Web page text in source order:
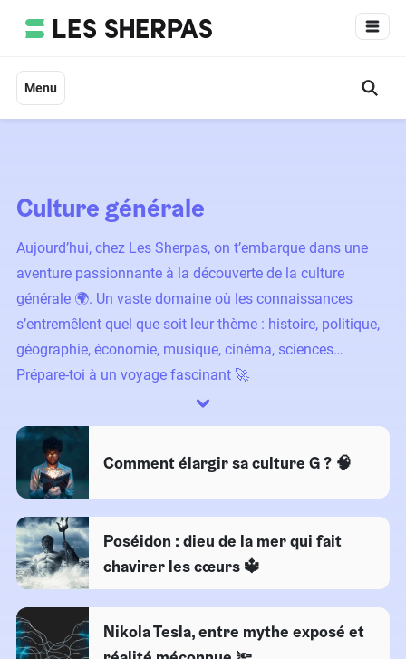
Menu
Culture générale
Aujourd’hui, chez Les Sherpas, on t’embarque dans une
aventure passionnante à la découverte de la culture
générale 🌍. Un vaste domaine où les connaissances
s’entremêlent quel que soit leur thème : histoire, politique,
géographie, économie, musique, cinéma, sciences…
Prépare-toi à un voyage fascinant 🚀
Comment élargir sa culture G ? 🧠
Poséidon : dieu de la mer qui fait
chavirer les cœurs 🔱
Nikola Tesla, entre mythe exposé et